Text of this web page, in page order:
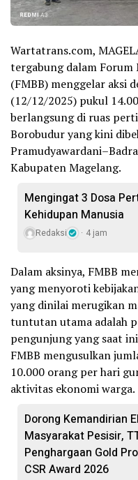
Wartatrans.com,
tergabung dalam Forum
(FMBB) menggelar aksi
(12/12/2025) pukul
berlangsung di ruas
Borobudur yang kini
Kabupaten Magelang.
Mengingat 3 Dosa
Kehidupan Manusia
Redaksi 4 jam
Dalam aksinya, FMBB
yang menyoroti
yang dinilai merugikan
tuntutan utama adalah
pengunjung yang saat
FMBB mengusulkan
10.000 orang per hari
aktivitas ekonomi warga.
Dorong Kemandirian
Masyarakat Pesisir,
Penghargaan Gold
CSR Award 2026